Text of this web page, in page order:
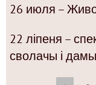
26 июля –
22 ліпеня –
сволачы і